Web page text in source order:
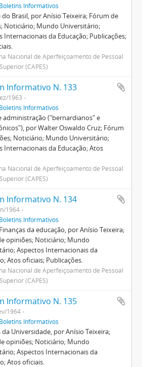
Boletins Informativos
do Brasil, por Anísio Teixeira; Fórum de
Noticiário; Mundo Universitário;
Internacionais da Educação; Publicações;
Nacional de Aperfeiçoamento de Pessoal
(CAPES)
Informativo N. 133
1963
Boletins Informativos
administração ("bernardianos" e
por Walter Oswaldo Cruz; Fórum
Noticiário; Mundo Universitário;
Internacionais da Educação; Atos
Nacional de Aperfeiçoamento de Pessoal
(CAPES)
Informativo N. 134
1964
Boletins Informativos
da educação, por Anísio Teixeira;
opiniões; Noticiário; Mundo
Aspectos Internacionais da
Atos oficiais; Publicações.
Nacional de Aperfeiçoamento de Pessoal
(CAPES)
Informativo N. 135
1964
Boletins Informativos
da Universidade, por Anísio Teixeira;
opiniões; Noticiário; Mundo
Aspectos Internacionais da
Atos oficiais.